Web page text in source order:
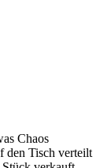
Chaos
den Tisch verteilt